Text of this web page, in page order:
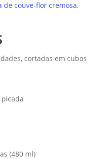
de couve-flor cremosa.
cortadas em cubos
(480 ml)